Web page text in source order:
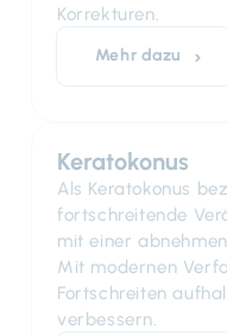
Korrekturen.
Mehr dazu
Keratokonus
Als Keratokonus
fortschreitende
mit einer
Mit modernen
Fortschreiten
verbessern.